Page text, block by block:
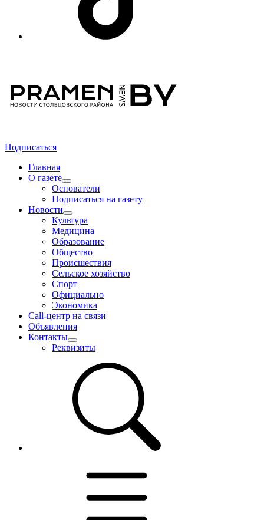
Подписаться
Главная
О газете
Основатели
Подписаться на газету
Новости
Культура
Медицина
Образование
Общество
Происшествия
Сельское хозяйство
Спорт
Официально
Экономика
Call-центр на связи
Объявления
Контакты
Реквизиты